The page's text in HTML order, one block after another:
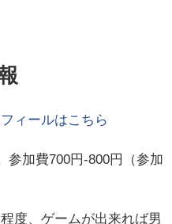
ィールはこちら
参加費700円-800円（参加
度、ゲームが出来れば男